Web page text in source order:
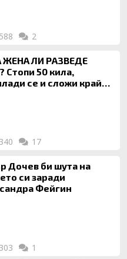
2
ЖЕНА ЛИ РАЗВЕДЕ
Стопи 50 кила,
се и сложи край
17
Дочев би шута на
си заради
Фейгин
1